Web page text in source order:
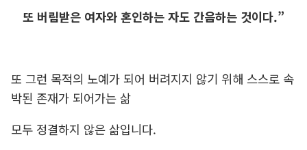
또 버림받은 여자와 혼인하는 자도 간음하는 것이다.”
또 그런 목적의 노예가 되어 버려지지 않기 위해 스스로 속
박된 존재가 되어가는 삶
모두 정결하지 않은 삶입니다.